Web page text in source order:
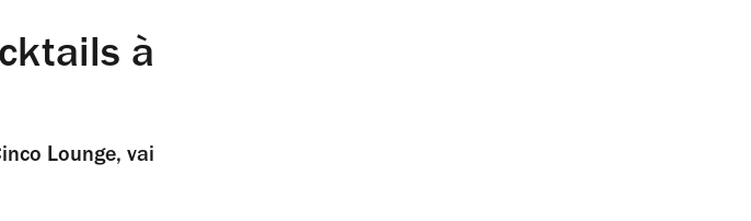
à
Lounge, vai